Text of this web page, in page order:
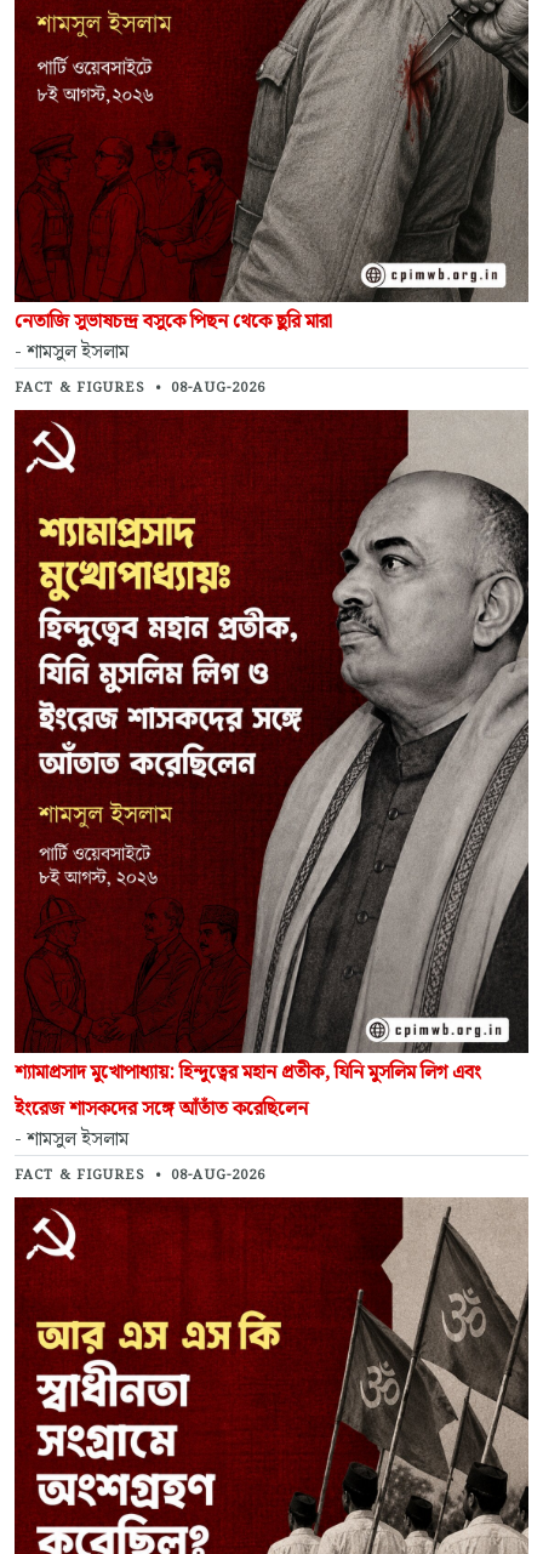
নেতাজি সুভাষচন্দ্র বসুকে পিছন থেকে ছুরি মারা
- শামসুল ইসলাম
FACT & FIGURES • 08-AUG-2026
শ্যামাপ্রসাদ মুখোপাধ্যায়: হিন্দুত্বের মহান প্রতীক, যিনি মুসলিম লিগ এবং
ইংরেজ শাসকদের সঙ্গে আঁতাঁত করেছিলেন
- শামসুল ইসলাম
FACT & FIGURES • 08-AUG-2026